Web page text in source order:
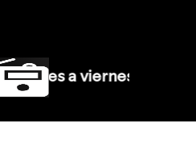
a viernes de 10 a 13 hrs.